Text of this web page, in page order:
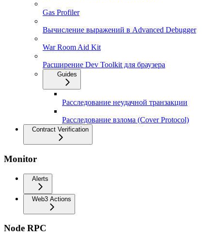
Gas Profiler
Вычисление выражений в Advanced Debugger
War Room Aid Kit
Расширение Dev Toolkit для браузера
Guides
Расследование неудачной транзакции
Расследование взлома (Cover Protocol)
Contract Verification
Monitor
Alerts
Web3 Actions
Node RPC